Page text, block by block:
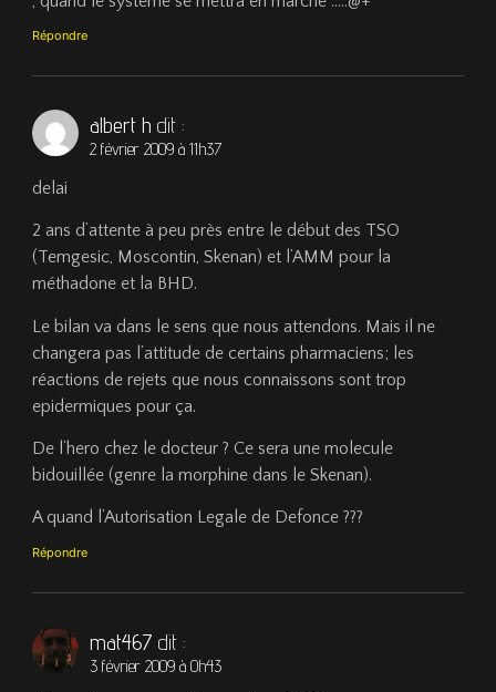
Répondre
albert h dit :
2 février 2009 à 11h37
delai
2 ans d’attente à peu près entre le début des TSO
(Temgesic, Moscontin, Skenan) et l’AMM pour la
méthadone et la BHD.
Le bilan va dans le sens que nous attendons. Mais il ne
changera pas l’attitude de certains pharmaciens; les
réactions de rejets que nous connaissons sont trop
epidermiques pour ça.
De l’hero chez le docteur ? Ce sera une molecule
bidouillée (genre la morphine dans le Skenan).
A quand l’Autorisation Legale de Defonce ???
Répondre
mat467 dit :
3 février 2009 à 0h43